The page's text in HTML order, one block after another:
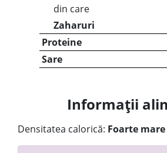
din care
Zaharuri
Proteine
Sare
Informații
Densitatea calorică: Foarte